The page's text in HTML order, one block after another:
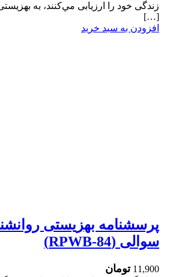
[…]
افزودن به سبد خرید
سوالی (RPWB-84)
11,900 تومان